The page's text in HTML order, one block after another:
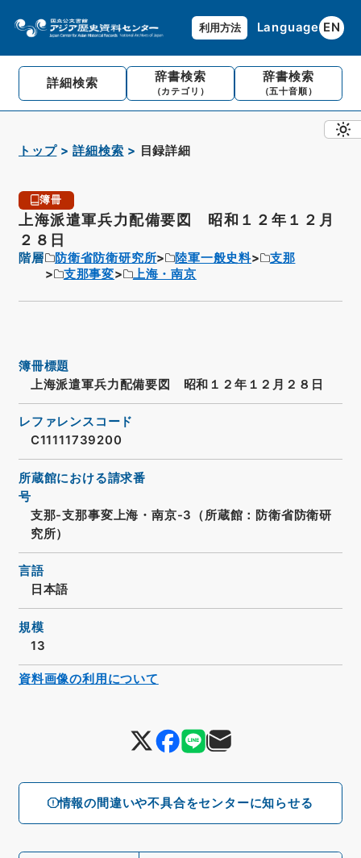
利用方法 Language EN
詳細検索 辞書検索
（カテゴリ）
辞書検索
（五十音順）
トップ 詳細検索 目録詳細
簿冊
上海派遣軍兵力配備要図 昭和１２年１２月
２８日
階層 防衛省防衛研究所 陸軍一般史料
支那
支那事変
上海・南京
情報の間違いや不具合をセンターに知らせる
簿冊標題
上海派遣軍兵力配備要図 昭和１２年１２月２８日
レファレンスコード
C11111739200
所蔵館における請求番
号
支那-支那事変上海・南京-3（所蔵館：防衛省防衛研
究所）
言語
日本語
規模
13
資料画像の利用について